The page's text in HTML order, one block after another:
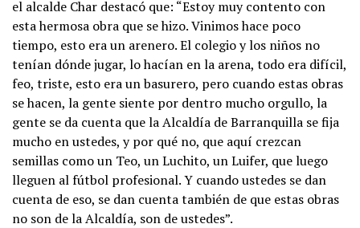
el alcalde Char destacó que: “Estoy muy contento con
esta hermosa obra que se hizo. Vinimos hace poco
tiempo, esto era un arenero. El colegio y los niños no
tenían dónde jugar, lo hacían en la arena, todo era difícil,
feo, triste, esto era un basurero, pero cuando estas obras
se hacen, la gente siente por dentro mucho orgullo, la
gente se da cuenta que la Alcaldía de Barranquilla se fija
mucho en ustedes, y por qué no, que aquí crezcan
semillas como un Teo, un Luchito, un Luifer, que luego
lleguen al fútbol profesional. Y cuando ustedes se dan
cuenta de eso, se dan cuenta también de que estas obras
no son de la Alcaldía, son de ustedes”.